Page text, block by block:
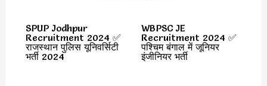
SPUP Jodhpur
Recruitment 2024 ✅
राजस्थान पुलिस यूनिवर्सिटी
भर्ती 2024
WBPSC JE
Recruitment 2024 ✅
पश्चिम बंगाल में जूनियर
इंजीनियर भर्ती